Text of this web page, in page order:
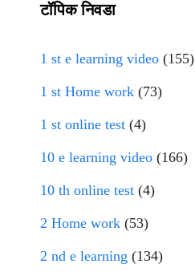
टॉपिक निवडा
1 st e learning video (155)
1 st Home work (73)
1 st online test (4)
10 e learning video (166)
10 th online test (4)
2 Home work (53)
2 nd e learning (134)